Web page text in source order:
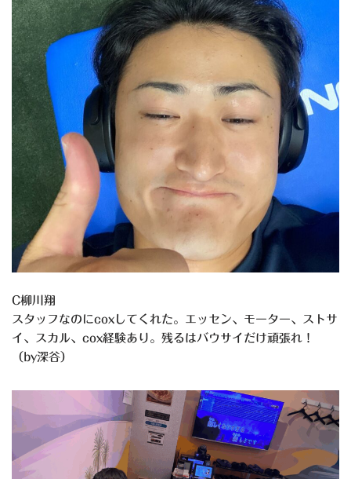
C柳川翔
スタッフなのにcoxしてくれた。エッセン、モーター、ストサ
イ、スカル、cox経験あり。残るはバウサイだけ頑張れ！
（by深谷）